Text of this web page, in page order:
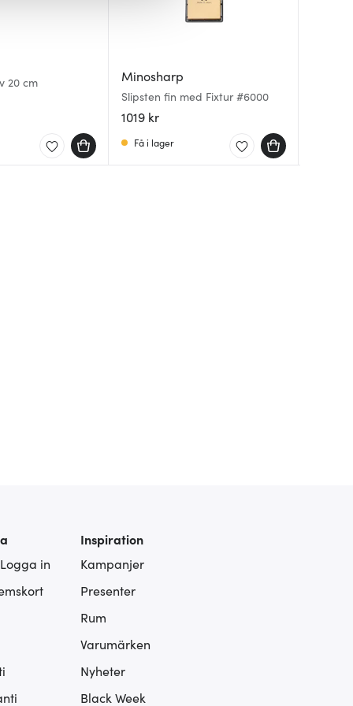
20 cm
Minosharp
Slipsten fin med Fixtur #6000
1019 kr
Få i lager
in
Inspiration
Kampanjer
Presenter
Rum
Varumärken
Nyheter
Black Week